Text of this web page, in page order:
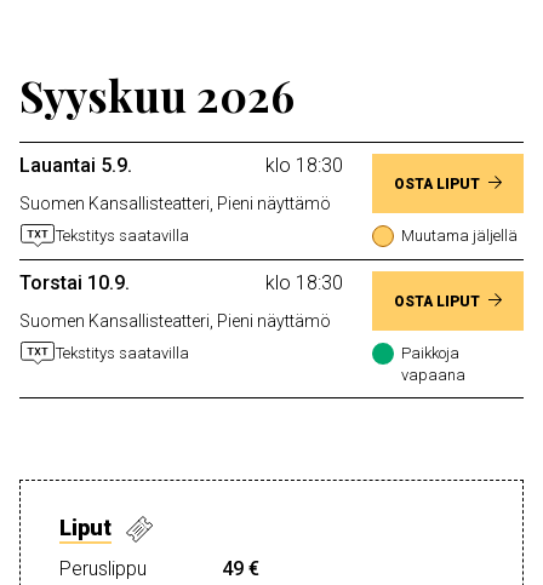
Syyskuu 2026
Lauantai 5.9. klo 18:30
Suomen Kansallisteatteri, Pieni näyttämö
Tekstitys saatavilla
OSTA LIPUT
Muutama jäljellä
Torstai 10.9. klo 18:30
Suomen Kansallisteatteri, Pieni näyttämö
Tekstitys saatavilla
OSTA LIPUT
Paikkoja
vapaana
Liput
Peruslippu
49 €